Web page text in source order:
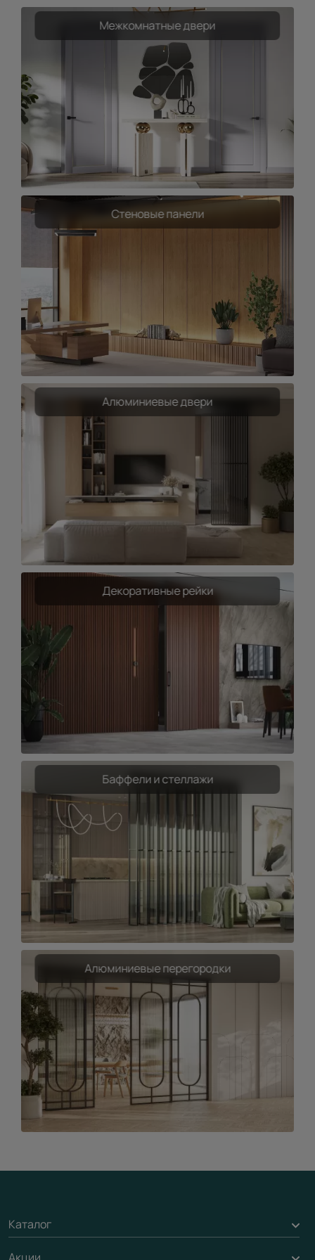
Межкомнатные двери
Стеновые панели
Алюминиевые двери
Декоративные рейки
Баффели и стеллажи
Алюминиевые перегородки
Каталог